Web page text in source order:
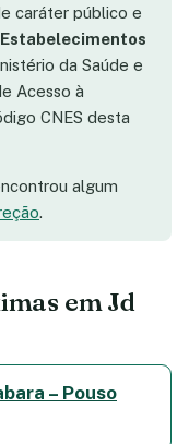
caráter público e
da Saúde e
Acesso à
CNES desta
algum
.
em Jd
– Pouso